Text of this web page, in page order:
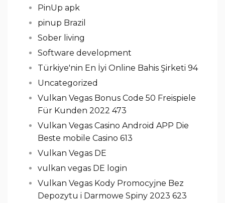
PinUp apk
pinup Brazil
Sober living
Software development
Türkiye'nin En İyi Online Bahis Şirketi 94
Uncategorized
Vulkan Vegas Bonus Code 50 Freispiele
Für Kunden 2022 473
Vulkan Vegas Casino Android APP Die
Beste mobile Casino 613
Vulkan Vegas DE
vulkan vegas DE login
Vulkan Vegas Kody Promocyjne Bez
Depozytu i Darmowe Spiny 2023 623